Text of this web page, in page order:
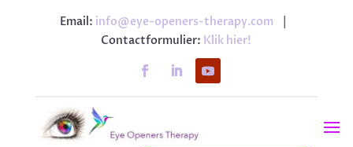
Email: info@eye-openers-therapy.com
Contactformulier: Klik hier!